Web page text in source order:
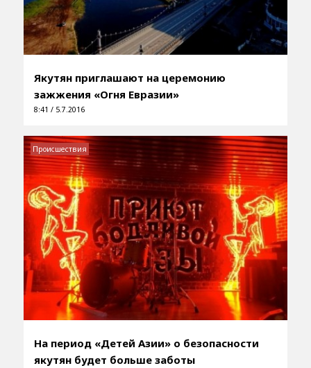
Якутян приглашают на церемонию
зажжения «Огня Евразии»
8:41 / 5.7.2016
На период «Детей Азии» о безопасности
якутян будет больше заботы
Происшествия